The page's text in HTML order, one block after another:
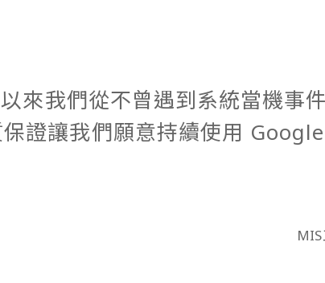
來我們從不曾遇到系統當機事
證讓我們願意持續使用